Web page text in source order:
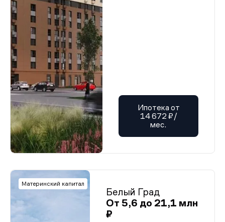
Ипотека от
14 672 ₽/
мес.
Материнский капитал
Белый Град
От 5,6 до 21,1 млн
₽